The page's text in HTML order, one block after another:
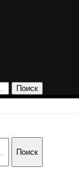
Поиск
Поиск